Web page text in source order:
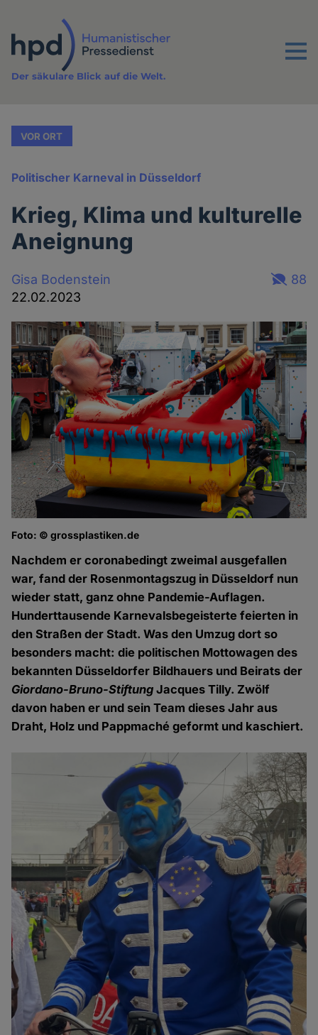
Inhalt
Menu
Der säkulare Blick auf die Welt.
VOR ORT
Politischer Karneval in Düsseldorf
Krieg, Klima und kulturelle
Aneignung
Gisa Bodenstein
22.02.2023
88
Foto: © grossplastiken.de
Nachdem er coronabedingt zweimal ausgefallen
war, fand der Rosenmontagszug in Düsseldorf nun
wieder statt, ganz ohne Pandemie-Auflagen.
Hunderttausende Karnevalsbegeisterte feierten in
den Straßen der Stadt. Was den Umzug dort so
besonders macht: die politischen Mottowagen des
bekannten Düsseldorfer Bildhauers und Beirats der
Giordano-Bruno-Stiftung Jacques Tilly. Zwölf
davon haben er und sein Team dieses Jahr aus
Draht, Holz und Pappmaché geformt und kaschiert.